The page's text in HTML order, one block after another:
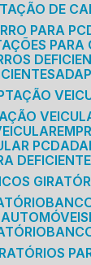
DE
PARA
PCD